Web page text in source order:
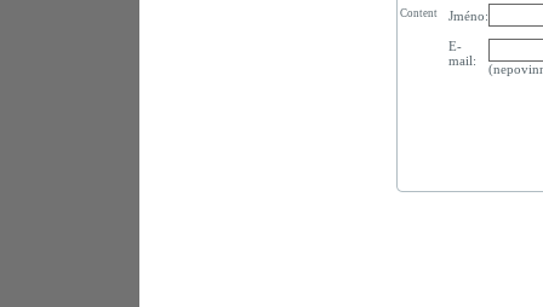
Jméno:
E-
mail:
Content